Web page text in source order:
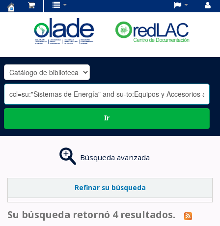
OLADE
-
Ir
Búsqueda avanzada
Refinar su búsqueda
Su búsqueda retornó 4 resultados.